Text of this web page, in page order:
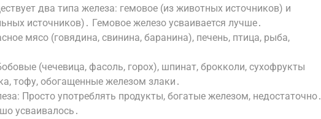
два типа железа: гемовое (из животных источников) и
источников)․ Гемовое железо усваивается лучше․
мясо (говядина, свинина, баранина), печень, птица, рыба,
(чечевица, фасоль, горох), шпинат, брокколи, сухофрукты
тофу, обогащенные железом злаки․
Просто употреблять продукты, богатые железом, недостаточно․
усваивалось․